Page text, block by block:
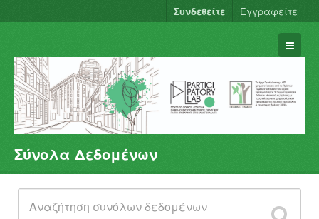
Συνδεθείτε Εγγραφείτε
Σύνολα Δεδομένων
Φορείς
Ομάδες
Σύνολα Δεδομένων